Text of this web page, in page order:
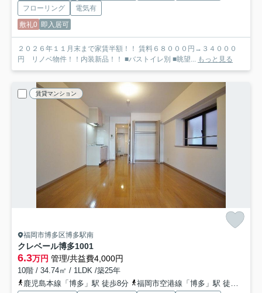
フローリング
電気有
敷礼0 即入居可
２０２６年１１月末まで家賃半額！！ 賃料６８０００円→３４０００
円 リノベ物件！！内装新品！！ ■バストイレ別 ■眺望...
もっと見る
賃貸マンション
福岡市博多区博多駅南
クレベール博多1001
6.3万円 管理/共益費4,000円
10階 / 34.74㎡ / 1LDK /築25年
鹿児島本線「博多」駅 徒歩8分
福岡市空港線「博多」駅 徒歩8分